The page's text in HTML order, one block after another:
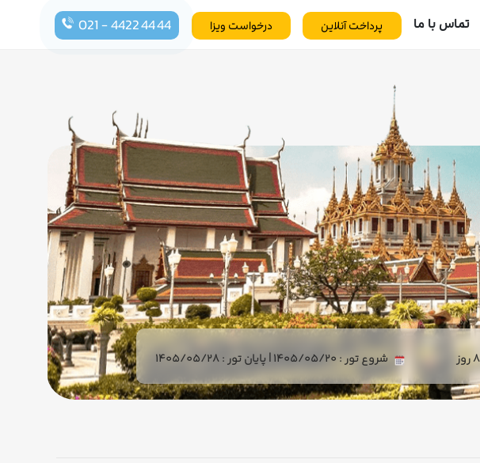
تماس با ما درخواست ویزا 021 - 4422 44 44 پرداخت آنلاین
شروع تور : 1405/05/20 | پایان تور : 1405/05/28